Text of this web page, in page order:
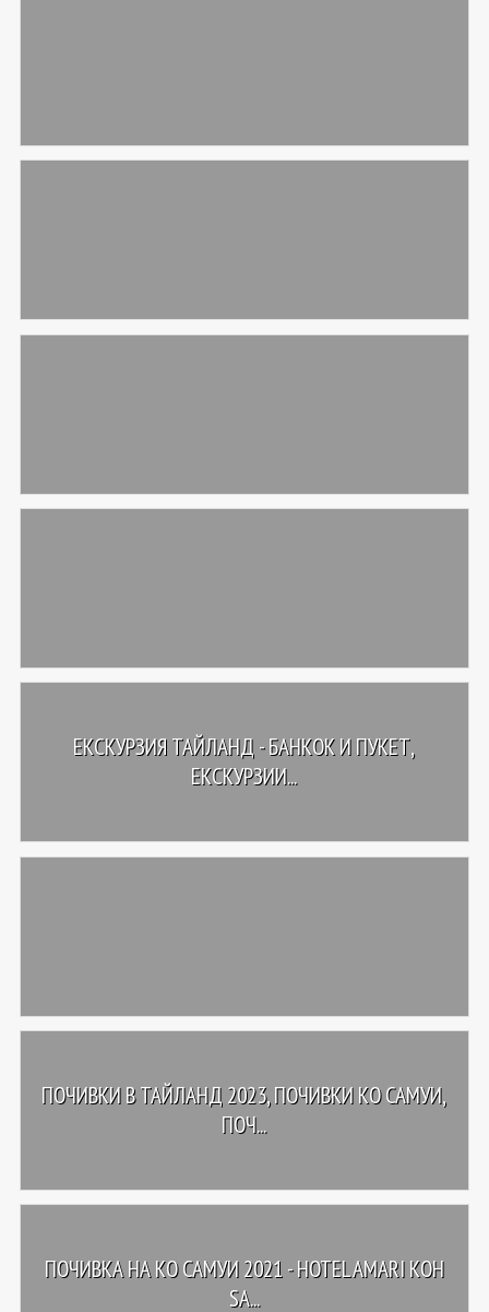
ЕКСКУРЗИЯ ТАЙЛАНД - БАНКОК И ПУКЕТ,
ЕКСКУРЗИИ...
ПОЧИВКИ В ТАЙЛАНД 2023, ПОЧИВКИ КО САМУИ,
ПОЧ...
ПОЧИВКА НА КО САМУИ 2021 - HOTEL AMARI KOH
SA...